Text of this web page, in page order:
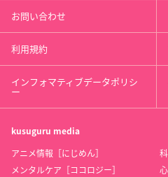
お問い合わせ
利用規約
インフォマティブデータポリシ
ー
kusuguru media
アニメ情報［にじめん］
メンタルケア［ココロジー］